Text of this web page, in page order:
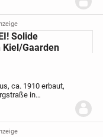
Lage von
dazugehörigen
Solide
Kiel/Gaarden
ca. 1910 erbaut,
in
befinden sich
14 Wohnungen